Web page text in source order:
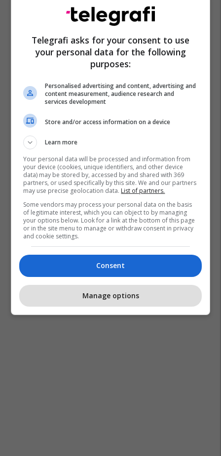
Ferma Vip
Telegrafi asks for your consent to use
your personal data for the following
purposes:
Personalised advertising and content, advertising and
content measurement, audience research and
services development
Store and/or access information on a device
Learn more
Your personal data will be processed and information from
your device (cookies, unique identifiers, and other device
data) may be stored by, accessed by and shared with 369
partners, or used specifically by this site. We and our partners
may use precise geolocation data. List of partners.
Some vendors may process your personal data on the basis
of legitimate interest, which you can object to by managing
your options below. Look for a link at the bottom of this page
or in the site menu to manage or withdraw consent in privacy
and cookie settings.
Consent
Manage options